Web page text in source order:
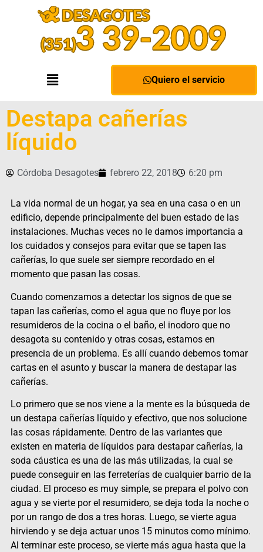
Quiero el servicio
Destapa cañerías
líquido
Córdoba Desagotes febrero 22, 2018 6:20 pm
La vida normal de un hogar, ya sea en una casa o en un
edificio, depende principalmente del buen estado de las
instalaciones. Muchas veces no le damos importancia a
los cuidados y consejos para evitar que se tapen las
cañerías, lo que suele ser siempre recordado en el
momento que pasan las cosas.
Cuando comenzamos a detectar los signos de que se
tapan las cañerías, como el agua que no fluye por los
resumideros de la cocina o el baño, el inodoro que no
desagota su contenido y otras cosas, estamos en
presencia de un problema. Es allí cuando debemos tomar
cartas en el asunto y buscar la manera de destapar las
cañerías.
Lo primero que se nos viene a la mente es la búsqueda de
un destapa cañerías líquido y efectivo, que nos solucione
las cosas rápidamente. Dentro de las variantes que
existen en materia de líquidos para destapar cañerías, la
soda cáustica es una de las más utilizadas, la cual se
puede conseguir en las ferreterías de cualquier barrio de la
ciudad. El proceso es muy simple, se prepara el polvo con
agua y se vierte por el resumidero, se deja toda la noche o
por un rango de dos a tres horas. Luego, se vierte agua
hirviendo y se deja actuar unos 15 minutos como mínimo.
Al terminar este proceso, se vierte más agua hasta que la